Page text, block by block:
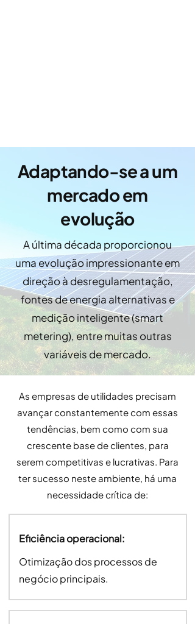
Adaptando-se a um
mercado em
evolução
A última década proporcionou
uma evolução impressionante em
direção à desregulamentação,
fontes de energia alternativas e
medição inteligente (smart
metering), entre muitas outras
variáveis de mercado.
As empresas de utilidades precisam
avançar constantemente com essas
tendências, bem como com sua
crescente base de clientes, para
serem competitivas e lucrativas. Para
ter sucesso neste ambiente, há uma
necessidade crítica de:
Eficiência operacional:
Otimização dos processos de
negócio principais.